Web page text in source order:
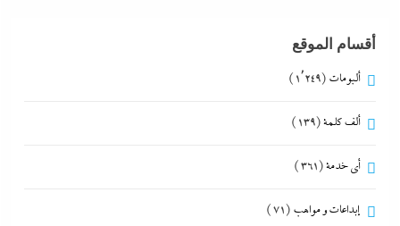
أقسام الموقع
ألبومات (1٬249)
ألف كلمة(139)
أي خدمة(361)
إبداعات و مواهب (71)